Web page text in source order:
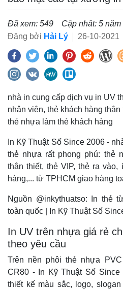
Đã xem: 549
Cập nhât: 5
Đăng bởi Hải Lý 26-10-2021
nhà in cung cấp dịch vụ in UV
nhân viên, thẻ khách hàng thân
thẻ nhựa làm thẻ khách hàng
In Kỹ Thuật Số Since 2006 -
thẻ nhựa rất phong phú: thẻ
thân thiết, thẻ VIP, thẻ ra
hàng,... từ TPHCM giao hàng
Nguồn @inkythuatso: In thẻ
toàn quốc | In Kỹ Thuật Số
In UV trên nhựa giá rẻ
theo yêu cầu
Trên nền phôi thẻ nhựa
CR80 - In Kỹ Thuật Số
thiết kế màu sắc, logo,